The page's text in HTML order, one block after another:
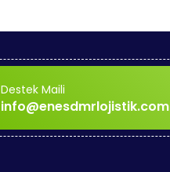
Destek Maili
info@enesdmrlojistik.com